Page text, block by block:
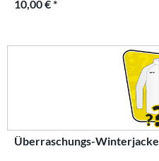
10,00 € *
Überraschungs-Winterjacke